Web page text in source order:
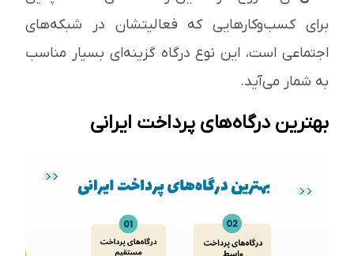
برای کسب‌وکارهایی که فعالیتشان در شبکه‌های
اجتماعی است، این نوع درگاه گزینه‌ای بسیار مناسب
به شمار می‌آید.
بهترین درگاه‌های پرداخت ایرانی